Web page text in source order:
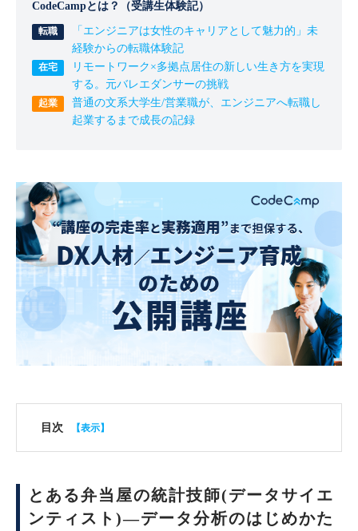
CodeCampとは？（受講生体験記）
「エンジニアは女性のキャリアとして魅力的」未
経験からの転職体験記
リモートワーク×多拠点居住の新しい生き方を実現
する。元バレエダンサーの挑戦
普通の文系大学生/営業職が、エンジニアへ転職し
起業するまで成長の記録
目次
とある弁当屋の統計技師(データサイエ
ンティスト)―データ分析のはじめかた